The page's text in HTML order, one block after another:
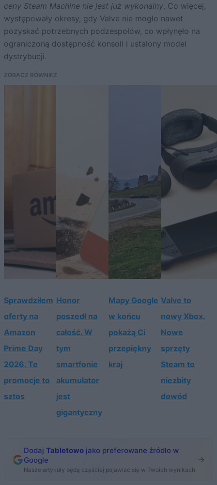
ceny Steam Machine nie jest już wykonalny. Co więcej,
występowały okresy, gdy Valve nie mogło nawet
pozyskać potrzebnych podzespołów, co wpłynęło na
ograniczoną dostępność konsoli i ustalony model
dystrybucji.
ZOBACZ RÓWNIEŻ
Sprawdziłem
oferty na
Amazon
Prime Day
2026. Te
promocje to
sztos
Honor
poszedł na
całość. W
tym
smartfonie
akumulator
jest
gigantyczny
Mapy Google
w końcu
pokażą Ci
przepiękny
kraj
Valve to
nowy Xbox.
Nowe
sprzęty
Steam to
niezbity
dowód
Dodaj Tabletowo jako preferowane źródło w
Google
Nasze artykuły będą częściej pojawiać się w Twoich wynikach